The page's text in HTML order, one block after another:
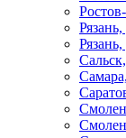
Рязань,